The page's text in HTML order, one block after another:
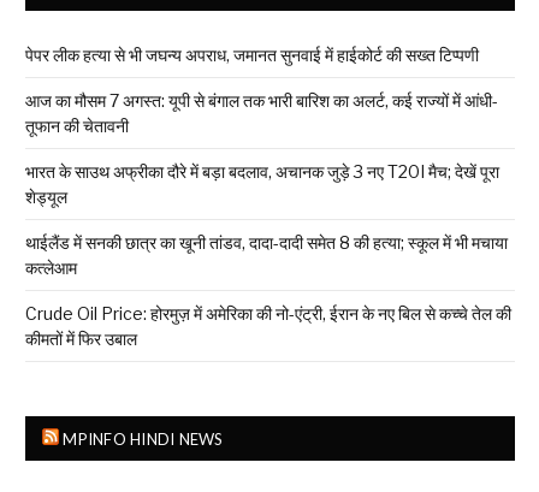
पेपर लीक हत्या से भी जघन्य अपराध, जमानत सुनवाई में हाईकोर्ट की सख्त टिप्पणी
आज का मौसम 7 अगस्त: यूपी से बंगाल तक भारी बारिश का अलर्ट, कई राज्यों में आंधी-
तूफान की चेतावनी
भारत के साउथ अफ्रीका दौरे में बड़ा बदलाव, अचानक जुड़े 3 नए T20I मैच; देखें पूरा
शेड्यूल
थाईलैंड में सनकी छात्र का खूनी तांडव, दादा-दादी समेत 8 की हत्या; स्कूल में भी मचाया
कत्लेआम
Crude Oil Price: होरमुज़ में अमेरिका की नो-एंट्री, ईरान के नए बिल से कच्चे तेल की
कीमतों में फिर उबाल
MPINFO HINDI NEWS